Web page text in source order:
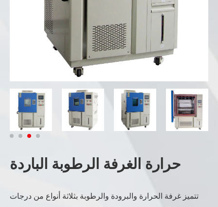
حرارة الغرفة الرطوبة الباردة
تتميز غرفة الحرارة والبرودة والرطوبة بثلاثة أنواع من درجات